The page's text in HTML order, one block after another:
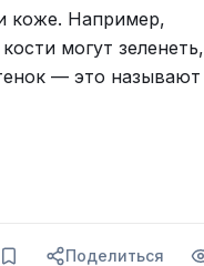
коже. Например,
могут зеленеть,
— это называют
Поделиться